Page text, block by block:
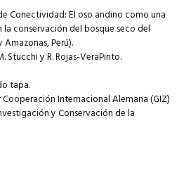
Conectividad: El oso andino como una
conservación del bosque seco del
Perú).
Stucchi y R. Rojas-VeraPinto.
tapa.
Internacional Alemana (GIZ)
y Conservación de la